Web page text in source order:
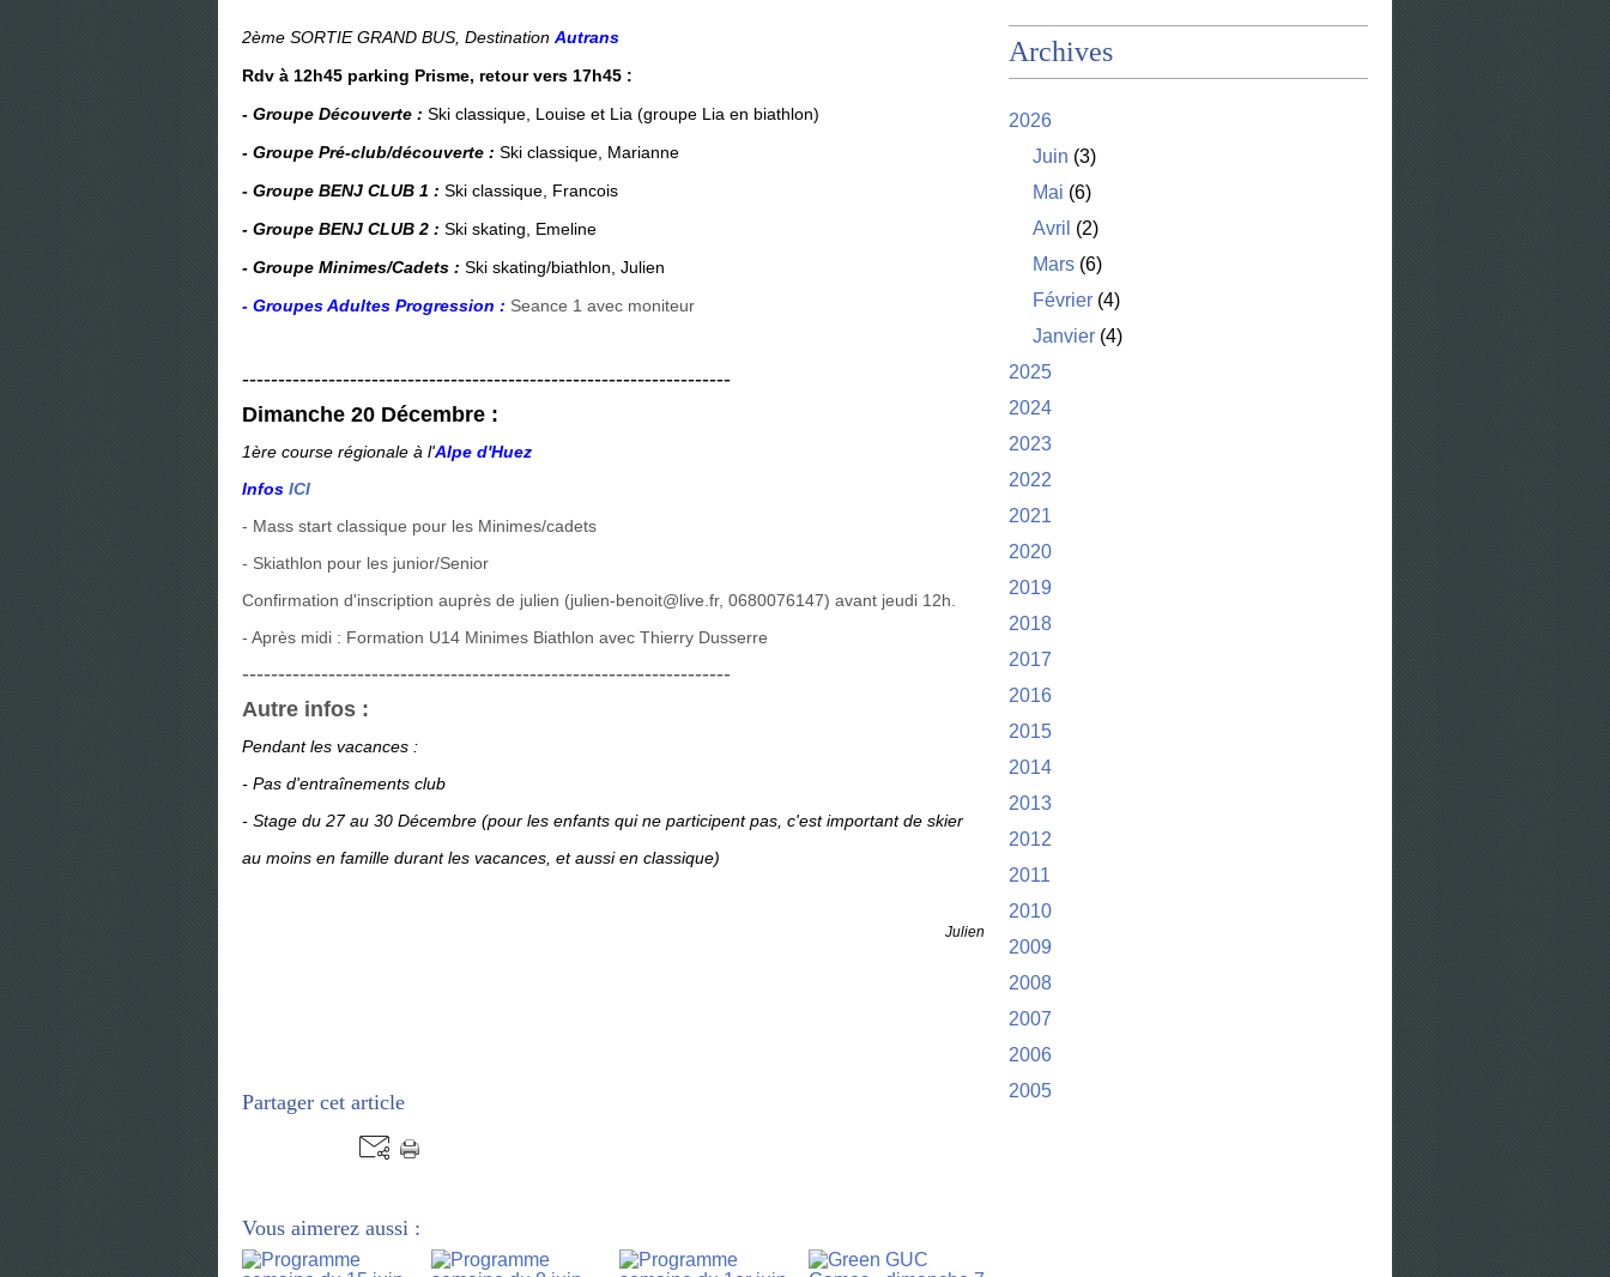
2ème SORTIE GRAND BUS, Destination Autrans
Rdv à 12h45 parking Prisme, retour vers 17h45 :
- Groupe Découverte : Ski classique, Louise et Lia (groupe Lia en biathlon)
- Groupe Pré-club/découverte : Ski classique, Marianne
- Groupe BENJ CLUB 1 : Ski classique, Francois
- Groupe BENJ CLUB 2 : Ski skating, Emeline
- Groupe Minimes/Cadets : Ski skating/biathlon, Julien
- Groupes Adultes Progression : Seance 1 avec moniteur
--------------------------------------------------------------------
Dimanche 20 Décembre :
1ère course régionale à l'Alpe d'Huez
Infos ICI
- Mass start classique pour les Minimes/cadets
- Skiathlon pour les junior/Senior
Confirmation d'inscription auprès de julien (julien-benoit@live.fr, 0680076147) avant jeudi 12h.
- Après midi : Formation U14 Minimes Biathlon avec Thierry Dusserre
--------------------------------------------------------------------
Autre infos :
Pendant les vacances :
- Pas d'entraînements club
- Stage du 27 au 30 Décembre (pour les enfants qui ne participent pas, c'est important de skier
au moins en famille durant les vacances, et aussi en classique)
Julien
Partager cet article
Vous aimerez aussi :
Archives
2026
Juin (3)
Mai (6)
Avril (2)
Mars (6)
Février (4)
Janvier (4)
2025
2024
2023
2022
2021
2020
2019
2018
2017
2016
2015
2014
2013
2012
2011
2010
2009
2008
2007
2006
2005